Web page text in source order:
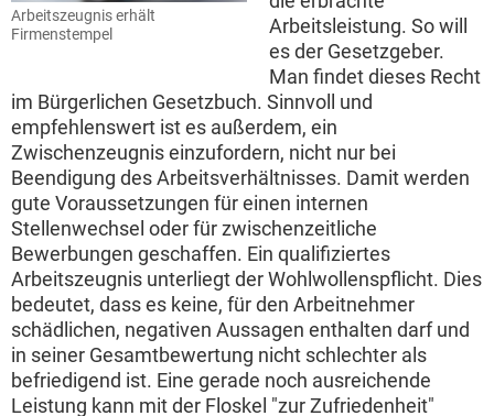
Arbeitszeugnis erhält
Firmenstempel
Arbeitsleistung. So will
es der Gesetzgeber.
Man findet dieses Recht
im Bürgerlichen Gesetzbuch. Sinnvoll und
empfehlenswert ist es außerdem, ein
Zwischenzeugnis einzufordern, nicht nur bei
Beendigung des Arbeitsverhältnisses. Damit werden
gute Voraussetzungen für einen internen
Stellenwechsel oder für zwischenzeitliche
Bewerbungen geschaffen. Ein qualifiziertes
Arbeitszeugnis unterliegt der Wohlwollenspflicht. Dies
bedeutet, dass es keine, für den Arbeitnehmer
schädlichen, negativen Aussagen enthalten darf und
in seiner Gesamtbewertung nicht schlechter als
befriedigend ist. Eine gerade noch ausreichende
Leistung kann mit der Floskel "zur Zufriedenheit"